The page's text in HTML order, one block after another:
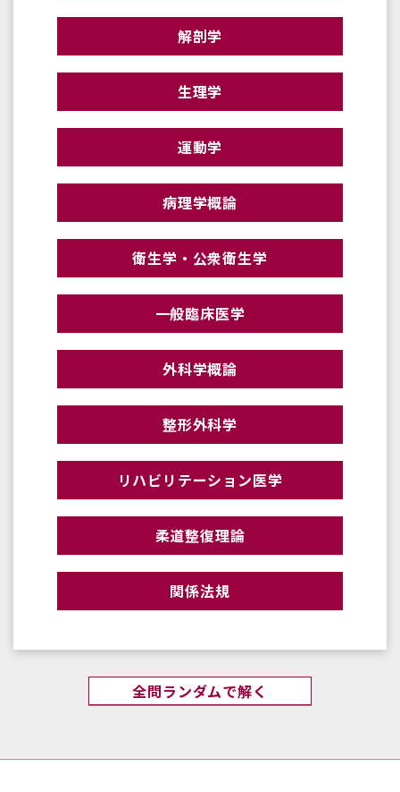
解剖学
生理学
運動学
病理学概論
衛生学・公衆衛生学
一般臨床医学
外科学概論
整形外科学
リハビリテーション医学
柔道整復理論
関係法規
全問ランダムで解く